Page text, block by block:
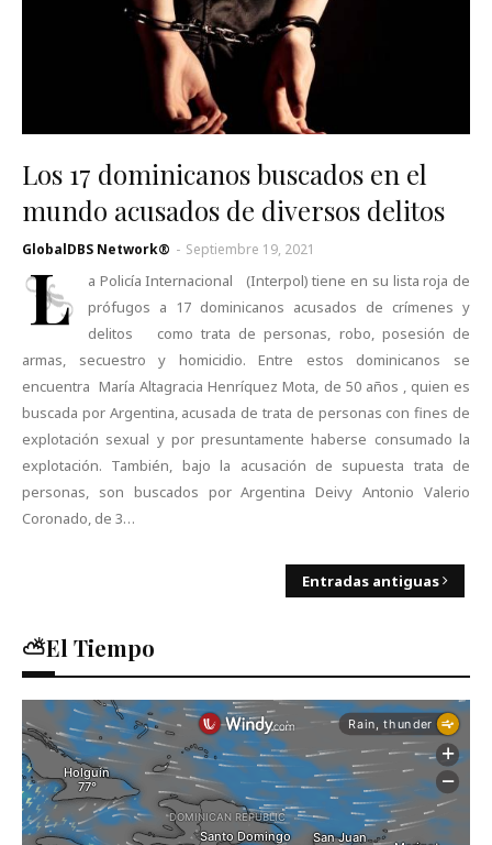
Los 17 dominicanos buscados en el
mundo acusados de diversos delitos
GlobalDBS Network® - Septiembre 19, 2021
L
a Policía Internacional (Interpol) tiene en su lista roja de
prófugos a 17 dominicanos acusados de crímenes y
delitos como trata de personas, robo, posesión de
armas, secuestro y homicidio. Entre estos dominicanos se
encuentra María Altagracia Henríquez Mota, de 50 años , quien es
buscada por Argentina, acusada de trata de personas con fines de
explotación sexual y por presuntamente haberse consumado la
explotación. También, bajo la acusación de supuesta trata de
personas, son buscados por Argentina Deivy Antonio Valerio
Coronado, de 3…
Entradas antiguas
⛅El Tiempo